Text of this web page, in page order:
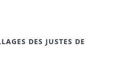
DES JUSTES DE